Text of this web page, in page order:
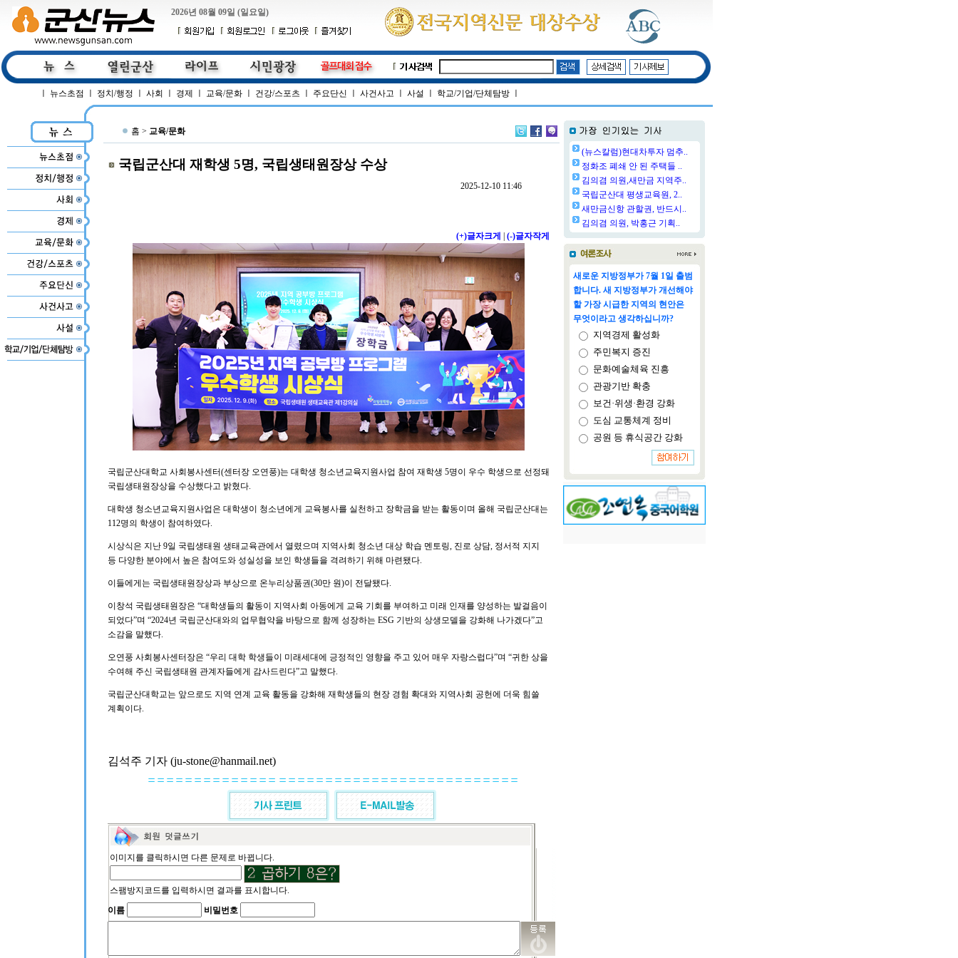
2026년 08월 09일 (일요일)
뉴스초점 정치/행정 사회 경제 교육/문화 건강/스포츠 주요단신 사건사고 사설 학교/기업/단체탐방
홈 > 교육/문화
국립군산대 재학생 5명, 국립생태원장상 수상
2025-12-10 11:46
(+)글자크게 (-)글자작게
국립군산대학교 사회봉사센터(센터장 오연풍)는 대학생 청소년교육지원사업 참여 재학생 5명이 우수 학생으로 선정돼
국립생태원장상을 수상했다고 밝혔다.
대학생 청소년교육지원사업은 대학생이 청소년에게 교육봉사를 실천하고 장학금을 받는 활동이며 올해 국립군산대는
112명의 학생이 참여하였다.
시상식은 지난 9일 국립생태원 생태교육관에서 열렸으며 지역사회 청소년 대상 학습 멘토링, 진로 상담, 정서적 지지
등 다양한 분야에서 높은 참여도와 성실성을 보인 학생들을 격려하기 위해 마련됐다.
이들에게는 국립생태원장상과 부상으로 온누리상품권(30만 원)이 전달됐다.
이창석 국립생태원장은 “대학생들의 활동이 지역사회 아동에게 교육 기회를 부여하고 미래 인재를 양성하는 발걸음이
되었다”며 “2024년 국립군산대와의 업무협약을 바탕으로 함께 성장하는 ESG 기반의 상생모델을 강화해 나가겠다”고
소감을 말했다.
오연풍 사회봉사센터장은 “우리 대학 학생들이 미래세대에 긍정적인 영향을 주고 있어 매우 자랑스럽다”며 “귀한 상을
수여해 주신 국립생태원 관계자들에게 감사드린다”고 말했다.
국립군산대학교는 앞으로도 지역 연계 교육 활동을 강화해 재학생들의 현장 경험 확대와 지역사회 공헌에 더욱 힘쓸
계획이다.
김석주 기자 (ju-stone@hanmail.net)
이미지를 클릭하시면 다른 문제로 바뀝니다.
스팸방지코드를 입력하시면 결과를 표시합니다.
이름
비밀번호
(뉴스칼럼)현대차투자 멈추..
정화조 폐쇄 안 된 주택들 ..
김의겸 의원,새만금 지역주..
국립군산대 평생교육원, 2..
새만금신항 관할권, 반드시..
김의겸 의원, 박홍근 기획..
새로운 지방정부가 7월 1일 출범
합니다. 새 지방정부가 개선해야
할 가장 시급한 지역의 현안은
무엇이라고 생각하십니까?
지역경제 활성화
주민복지 증진
문화예술체육 진흥
관광기반 확충
보건·위생·환경 강화
도심 교통체계 정비
공원 등 휴식공간 강화